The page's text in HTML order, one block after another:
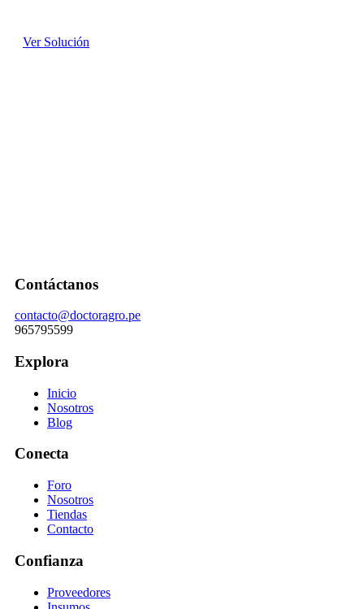
Ver Solución
Contáctanos
contacto@doctoragro.pe
965795599
Explora
Inicio
Nosotros
Blog
Conecta
Foro
Nosotros
Tiendas
Contacto
Confianza
Proveedores